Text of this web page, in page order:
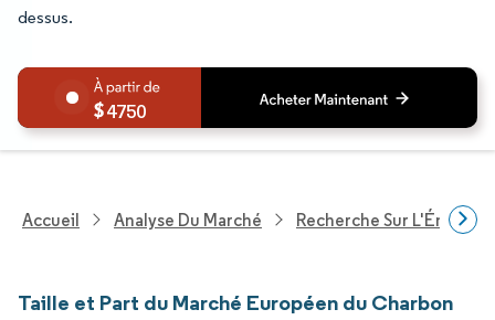
dessus.
4750
Accueil Analyse Du Marché Recherche Sur
Taille et Part du Marché Européen du Charbon